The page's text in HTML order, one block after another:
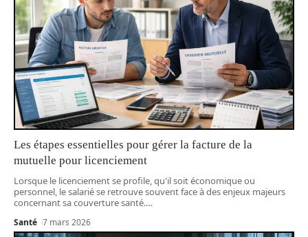
Les étapes essentielles pour gérer la facture de la
mutuelle pour licenciement
Lorsque le licenciement se profile, qu'il soit économique ou
personnel, le salarié se retrouve souvent face à des enjeux majeurs
concernant sa couverture santé.…
Santé 7 mars 2026